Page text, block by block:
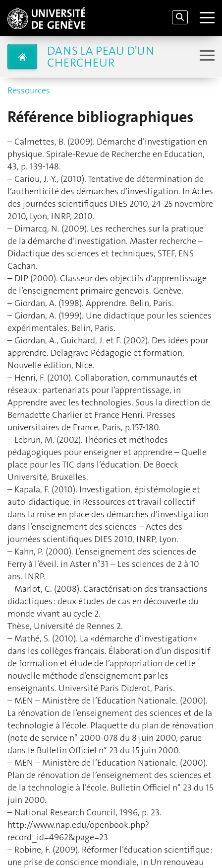
DANS LA PEAU D'UN
CHERCHEUR
Ressources
Référence bibliographiques
– Calmettes, B. (2009). Démarche d’investigation en
physique. Spirale-Revue de Recherche en Education,
43, p. 139-148.
– Cariou, J.-Y., (2010). Tentative de détermination de
l’authenticité des démarches d’investigation. In Actes
des journées scientifiques DIES 2010, 24-25 novembre
2010, Lyon, INRP, 2010.
– Dimarcq, N. (2009). Les recherches sur la pratique
de la démarche d’investigation. Master recherche –
Didactique des sciences et techniques, STEF, ENS
Cachan.
– DIP (2000). Classeur des objectifs d’apprentissage
de l’enseignement primaire genevois. Genève.
– Giordan, A. (1998). Apprendre. Belin, Paris.
– Giordan, A. (1999). Une didactique pour les sciences
expérimentales. Belin, Paris.
– Giordan, A., Guichard, J. et F. (2002). Des idées pour
apprendre. Delagrave Pédagogie et formation,
Nouvelle édition, Nice.
– Henri, F. (2010). Collaboration, communautés et
réseaux : partenariats pour l’apprentissage, in
Apprendre avec les technologies. Sous la direction de
Bernadette Charlier et France Henri. Presses
universitaires de France, Paris, p.157-180.
– Lebrun, M. (2002). Théories et méthodes
pédagogiques pour enseigner et apprendre – Quelle
place pour les TIC dans l’éducation. De Boeck
Université, Bruxelles.
– Kapala, F. (2010). Investigation, épistémologie et
auto-didactique. in Ressources et travail collectif
dans la mise en place des démarches d’investigation
dans l’enseignement des sciences – Actes des
journées scientifiques DIES 2010, INRP, Lyon.
– Kahn, P. (2000). L’enseignement des sciences de
Ferry à l’éveil. in Aster n°31 – Les sciences de 2 à 10
ans. INRP.
– Marlot, C. (2008). Caractérisation des transactions
didactiques : deux études de cas en découverte du
monde vivant au cycle 2.
Thèse, Université de Rennes 2.
– Mathé, S. (2010). La «démarche d’investigation»
dans les collèges français. Élaboration d’un dispositif
de formation et étude de l’appropriation de cette
nouvelle méthode d’enseignement par les
enseignants. Université Paris Diderot, Paris.
– MEN – Ministère de l’Education Nationale. (2000).
La rénovation de l’enseignement des sciences et de la
technologie à l’école. Plaquette du plan de rénovation
(note de service n° 2000-078 du 8 juin 2000, parue
dans le Bulletin Officiel n° 23 du 15 juin 2000.
– MEN – Ministère de l’Education Nationale. (2000).
Plan de rénovation de l’enseignement des sciences et
de la technologie à l’école. Bulletin Officiel n° 23 du 15
juin 2000.
– National Research Council, 1996, p. 23.
http://www.nap.edu/openbook.php?
record_id=4962&page=23
– Robine, F. (2009). Réformer l’éducation scientifique :
une prise de conscience mondiale, in Un renouveau